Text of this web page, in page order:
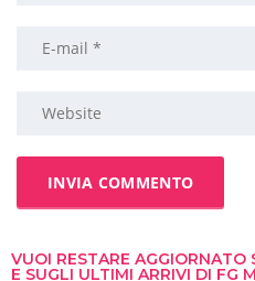
VUOI RESTARE AGGIORNATO
E SUGLI ULTIMI ARRIVI DI FG